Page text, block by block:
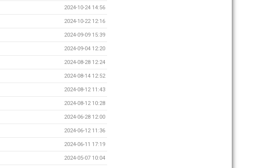
2024-10-24 14:56
2024-10-22 12:16
2024-09-09 15:39
2024-09-04 12:20
2024-08-28 12:24
2024-08-14 12:52
2024-08-12 11:43
2024-08-12 10:28
2024-06-28 12:00
2024-06-12 11:36
2024-06-11 17:19
2024-05-07 10:04